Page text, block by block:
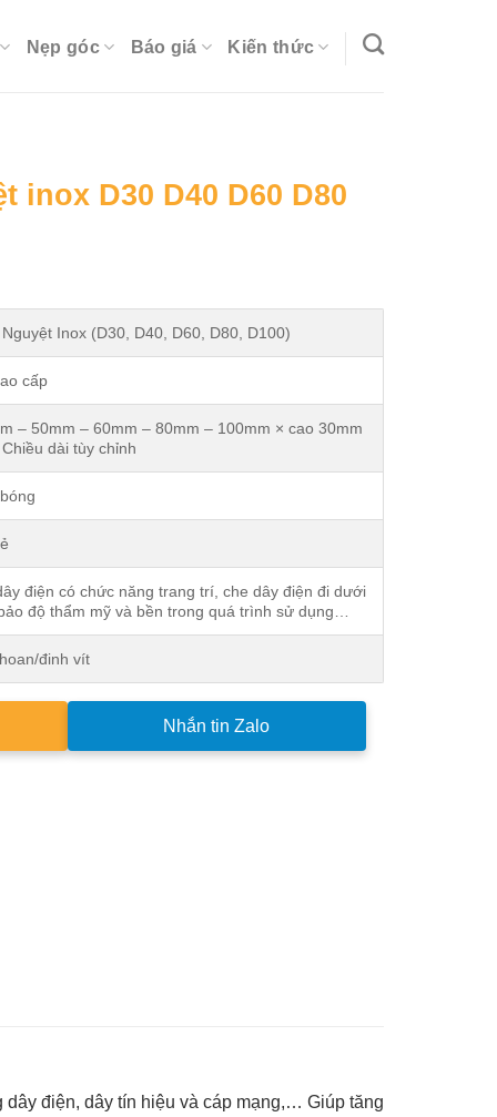
Nẹp góc Báo giá Kiến thức
inox D30 D40 D60 D80
Inox (D30, D40, D60, D80, D100)
cấp
– 50mm – 60mm – 80mm – 100mm × cao 30mm
dài tùy chỉnh
điện có chức năng trang trí, che dây điện đi dưới
độ thẩm mỹ và bền trong quá trình sử dụng…
đinh vít
Nhắn tin Zalo
điện, dây tín hiệu và cáp mạng,… Giúp tăng